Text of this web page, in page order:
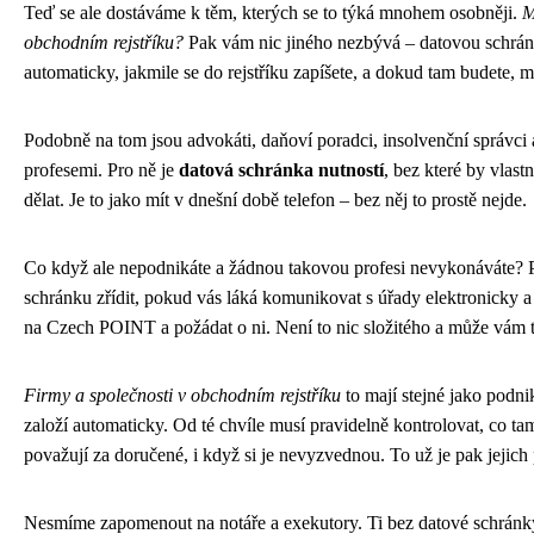
Teď se ale dostáváme k těm, kterých se to týká mnohem osobněji.
obchodním rejstříku? Pak vám nic jiného nezbývá – datovou
automaticky, jakmile se do rejstříku zapíšete, a dokud tam budete,
Podobně na tom jsou advokáti, daňoví poradci, insolvenční
profesemi. Pro ně je datová schránka nutností, bez které by
dělat. Je to jako mít v dnešní době telefon – bez něj to prostě nejde.
Co když ale nepodnikáte a žádnou takovou profesi nevykonáváte?
schránku zřídit, pokud vás láká komunikovat s úřady elektronicky
na Czech POINT a požádat o ni. Není to nic složitého a může vám
Firmy a společnosti v obchodním rejstříku to mají stejné jako
založí automaticky. Od té chvíle musí pravidelně kontrolovat, co
považují za doručené, i když si je nevyzvednou. To už je pak jejich
Nesmíme zapomenout na notáře a exekutory. Ti bez datové